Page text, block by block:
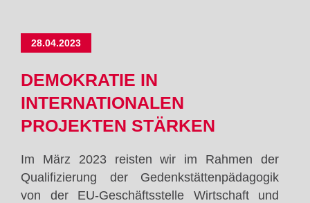
28.04.2023
DEMOKRATIE IN
INTERNATIONALEN
PROJEKTEN STÄRKEN
Im März 2023 reisten wir im Rahmen der
Qualifizierung der Gedenkstättenpädagogik
von der EU-Geschäftsstelle Wirtschaft und